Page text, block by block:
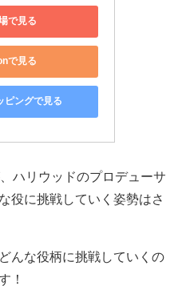
で見る
で見る
ピングで見る
ハリウッドのプロデューサ
役に挑戦していく姿勢はさ
んな役柄に挑戦していくの
！